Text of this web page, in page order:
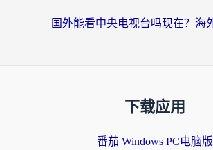
下载应用
番茄 Windows PC电脑版